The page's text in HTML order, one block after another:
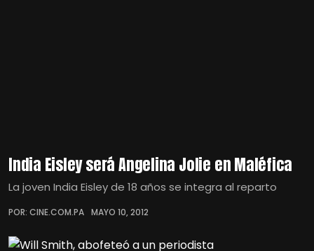
India Eisley será Angelina Jolie en Maléfica
La joven India Eisley de 18 años se integra al reparto
POR: CINE.COM.PA MAYO 10, 2012